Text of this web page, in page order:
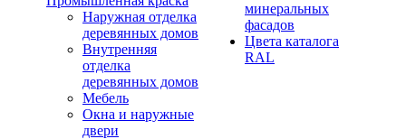
Наружная отделка
деревянных домов
Внутренняя
отделка
деревянных домов
Мебель
Окна и наружные
двери
минеральных
фасадов
Цвета каталога
RAL